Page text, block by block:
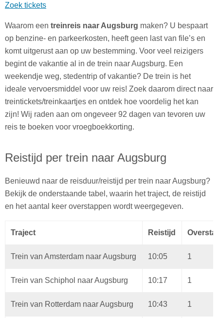
Zoek tickets
Waarom een treinreis naar Augsburg maken? U bespaart
op benzine- en parkeerkosten, heeft geen last van file’s en
komt uitgerust aan op uw bestemming. Voor veel reizigers
begint de vakantie al in de trein naar Augsburg. Een
weekendje weg, stedentrip of vakantie? De trein is het
ideale vervoersmiddel voor uw reis! Zoek daarom direct naar
treintickets/treinkaartjes en ontdek hoe voordelig het kan
zijn! Wij raden aan om ongeveer 92 dagen van tevoren uw
reis te boeken voor vroegboekkorting.
Reistijd per trein naar Augsburg
Benieuwd naar de reisduur/reistijd per trein naar Augsburg?
Bekijk de onderstaande tabel, waarin het traject, de reistijd
en het aantal keer overstappen wordt weergegeven.
Traject Reistijd
Trein van Amsterdam naar Augsburg 10:05 1
Trein van Schiphol naar Augsburg 10:17 1
Trein van Rotterdam naar Augsburg 10:43 1